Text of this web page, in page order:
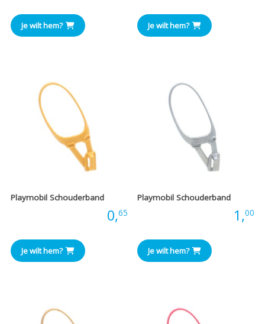
Je wilt hem? Je wilt hem?
Playmobil Schouderband
0,65
Je wilt hem?
Playmobil Schouderband
1,00
Je wilt hem?